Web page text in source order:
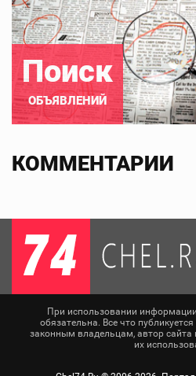
Поиск
ОБЪЯВЛЕНИЙ
КОММЕНТАРИИ
При использовании
обязательна. Все что
законным владельцам, автор сайта
их